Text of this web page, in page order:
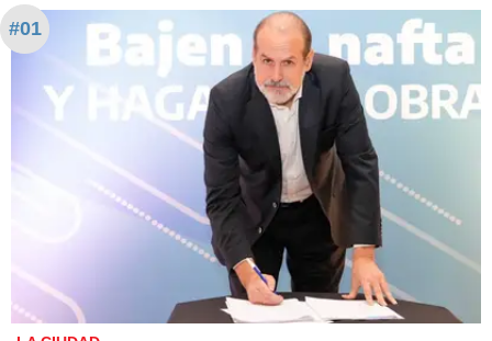
#01